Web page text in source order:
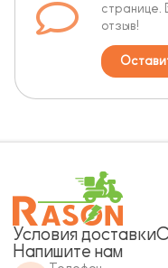
странице.
отзыв!
Условия доставки
Напишите нам